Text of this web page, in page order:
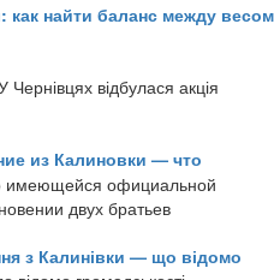
найти баланс между весом
Чернівцях відбулася акція
из Калиновки — что
имеющейся официальной
двух братьев
з Калинівки — що відомо